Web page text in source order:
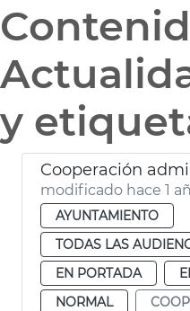
y
modificado hace 1
AYUNTAMIENTO
TODAS LAS
EN PORTADA
NORMAL